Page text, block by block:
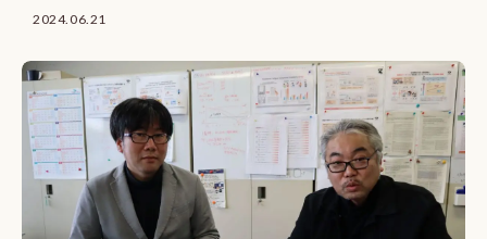
2024.06.21